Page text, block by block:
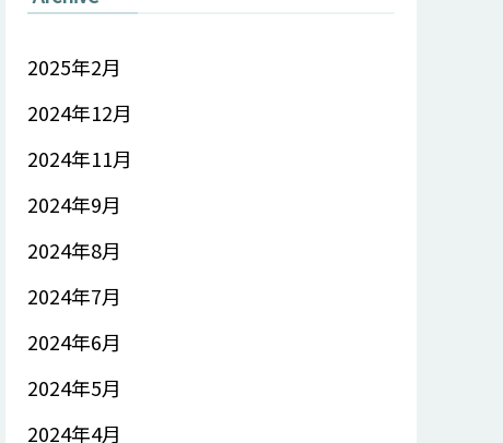
2025年2月
2024年12月
2024年11月
2024年9月
2024年8月
2024年7月
2024年6月
2024年5月
2024年4月